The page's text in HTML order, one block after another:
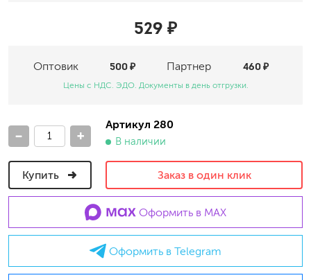
529 ₽
Оптовик Партнер
500 ₽ 460 ₽
Цены с НДС. ЭДО. Документы в день отгрузки.
- +
Артикул 280
В наличии
Купить Заказ в один клик
Оформить в MAX
Оформить в Telegram